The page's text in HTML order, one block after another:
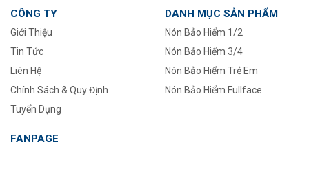
CÔNG TY
Giới Thiệu
Tin Tức
–
Liên Hệ
Chính Sách & Quy Định
Tuyển Dụng
DANH MỤC SẢN PHẨM
Nón Bảo Hiểm 1/2
Nón Bảo Hiểm 3/4
Nón Bảo Hiểm Trẻ Em
Nón Bảo Hiểm Fullface
FANPAGE